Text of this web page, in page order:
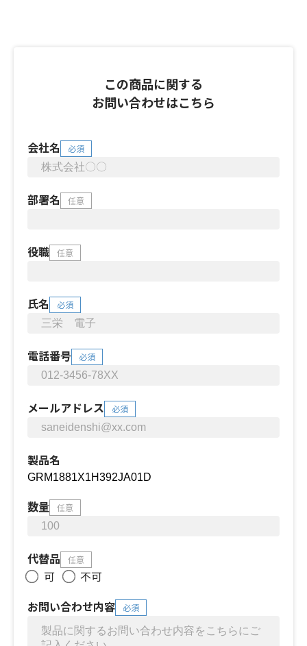
この商品に関する
お問い合わせはこちら
会社名 必須
部署名 任意
役職 任意
氏名 必須
電話番号 必須
メールアドレス 必須
製品名
数量 任意
代替品 任意
可
不可
お問い合わせ内容
必須